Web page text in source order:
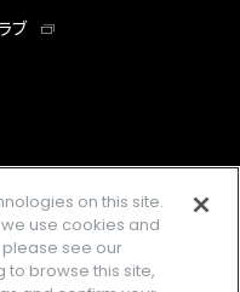
ブ
instagramtwitter
on this site.
use cookies and
see our
to browse this site,